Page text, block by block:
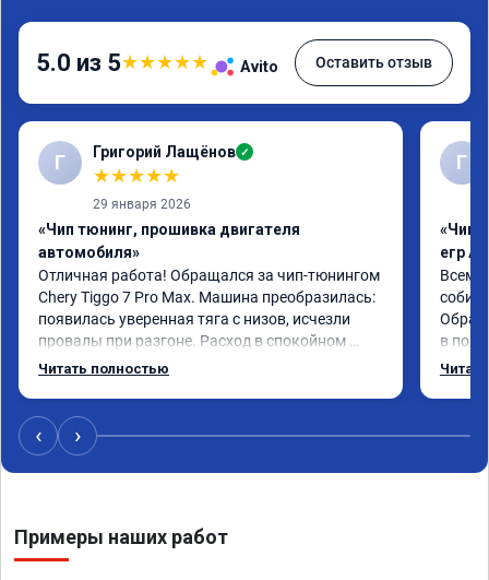
5.0 из 5★★★★★ Avito Оставить отзыв
Г Григорий Лащёнов ✓
★★★★★
29 января 2026
«Чип тюнинг, прошивка двигателя
автомобиля»
Отличная работа! Обращался за чип-тюнингом
Chery Tiggo 7 Pro Max. Машина преобразилась:
появилась уверенная тяга с низов, исчезли
провалы при разгоне. Расход в спокойном
режиме даже немного снизился. Все сделали
Читать полностью
Г
«Чип
егр
Всем
в
‹ ›
Примеры наших работ